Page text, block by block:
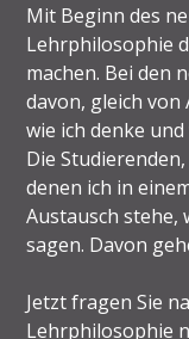
Mit Beginn des
Lehrphilosophie
machen. Bei den
davon, gleich
wie ich denke
Die
denen ich in
Austausch
sagen. Davon
Jetzt fragen Sie
Lehrphilosophie